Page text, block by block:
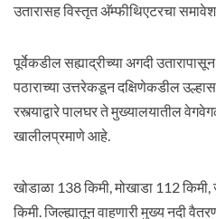
उतारासह विस्तृत अ‍ॅम्फीथिएटरचा
पूर्वेकडील सह्याद्रीच्या अगदी
पठाराच्या उत्तरेकडून दक्षिणेकडील
रस्त्याद्वारे पालघर ते मुख्यालयातील
खालीलप्रमाणे आहे.
खोडाळा 138 किमी, मोखाडा 112
किमी. जिल्ह्यातून वाहणारी मुख्य नदी